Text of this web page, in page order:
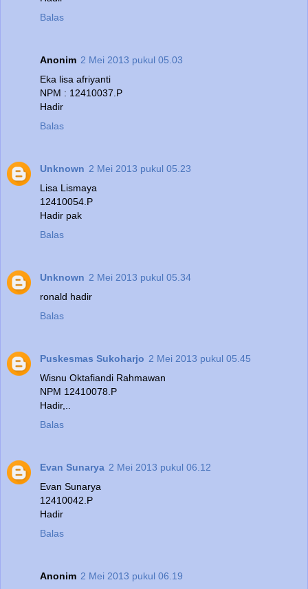
Balas
Anonim 2 Mei 2013 pukul 05.03
Eka lisa afriyanti
NPM : 12410037.P
Hadir
Balas
Unknown 2 Mei 2013 pukul 05.23
Lisa Lismaya
12410054.P
Hadir pak
Balas
Unknown 2 Mei 2013 pukul 05.34
ronald hadir
Balas
Puskesmas Sukoharjo 2 Mei 2013 pukul 05.45
Wisnu Oktafiandi Rahmawan
NPM 12410078.P
Hadir,..
Balas
Evan Sunarya 2 Mei 2013 pukul 06.12
Evan Sunarya
12410042.P
Hadir
Balas
Anonim 2 Mei 2013 pukul 06.19